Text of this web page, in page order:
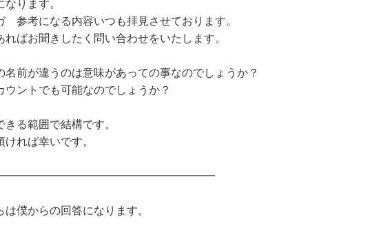
なります。
参考になる内容いつも拝見させております。
ればお聞きしたく問い合わせをいたします。
名前が違うのは意味があっての事なのでしょうか？
ウントでも可能なのでしょうか？
きる範囲で結構です。
ければ幸いです。
は僕からの回答になります。